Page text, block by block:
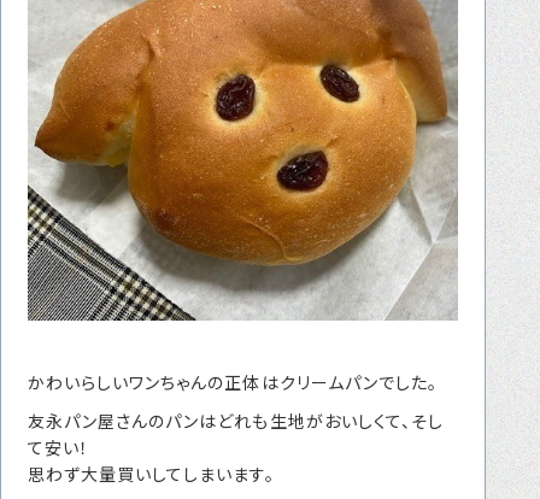
かわいらしいワンちゃんの正体はクリームパンでした。
友永パン屋さんのパンはどれも生地がおいしくて、そし
て安い！
思わず大量買いしてしまいます。